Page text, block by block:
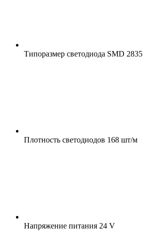
Типоразмер светодиода SMD 2835
Плотность светодиодов 168 шт/м
Напряжение питания 24 V